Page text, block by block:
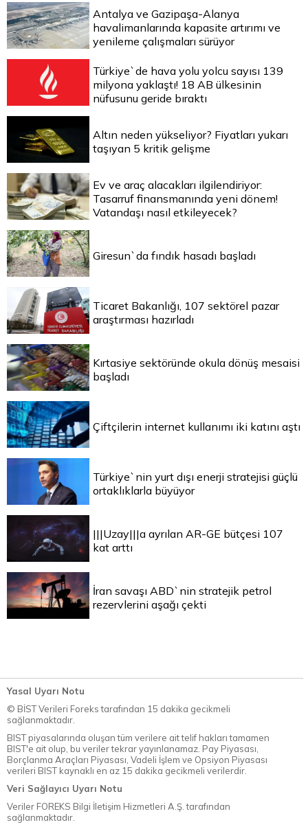
Antalya ve Gazipaşa-Alanya
havalimanlarında kapasite artırımı ve
yenileme çalışmaları sürüyor
Türkiye`de hava yolu yolcu sayısı 139
milyona yaklaştı! 18 AB ülkesinin
nüfusunu geride bıraktı
Altın neden yükseliyor? Fiyatları yukarı
taşıyan 5 kritik gelişme
Ev ve araç alacakları ilgilendiriyor:
Tasarruf finansmanında yeni dönem!
Vatandaşı nasıl etkileyecek?
Giresun`da fındık hasadı başladı
Ticaret Bakanlığı, 107 sektörel pazar
araştırması hazırladı
Kırtasiye sektöründe okula dönüş mesaisi
başladı
Çiftçilerin internet kullanımı iki katını aştı
Türkiye`nin yurt dışı enerji stratejisi güçlü
ortaklıklarla büyüyor
|||Uzay|||a ayrılan AR-GE bütçesi 107
kat arttı
İran savaşı ABD`nin stratejik petrol
rezervlerini aşağı çekti
Yasal Uyarı Notu
© BİST Verileri Foreks tarafından 15 dakika gecikmeli
sağlanmaktadır.
BIST piyasalarında oluşan tüm verilere ait telif hakları tamamen
BIST'e ait olup, bu veriler tekrar yayınlanamaz. Pay Piyasası,
Borçlanma Araçları Piyasası, Vadeli İşlem ve Opsiyon Piyasası
verileri BIST kaynaklı en az 15 dakika gecikmeli verilerdir.
Veri Sağlayıcı Uyarı Notu
Veriler FOREKS Bilgi İletişim Hizmetleri A.Ş. tarafından
sağlanmaktadır.